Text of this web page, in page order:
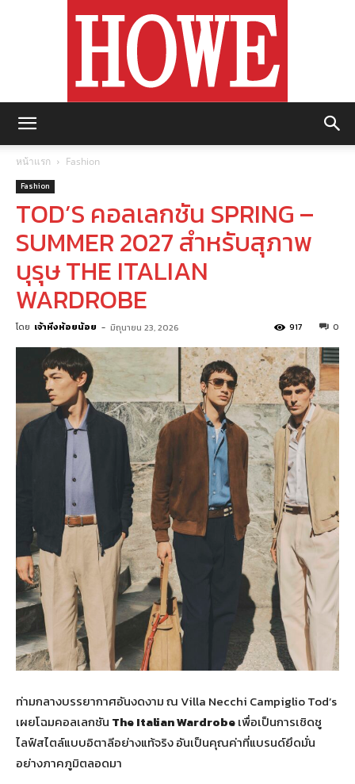
หน้าแรก Fashion
Fashion
TOD’S คอลเลกชัน SPRING –
SUMMER 2027 สำหรับสุภาพ
บุรุษ THE ITALIAN
WARDROBE
โดย เจ้าหิ่งห้อยน้อย - มิถุนายน 23, 2026 0
917
ท่ามกลางบรรยากาศอันงดงาม ณ Villa Necchi Campiglio Tod’s
เผยโฉมคอลเลกชัน The Italian Wardrobeเพื่อเป็นการเชิดชู
ไลฟ์สไตล์แบบอิตาลีอย่างแท้จริง อันเป็นคุณค่าที่แบรนด์ยึดมั่น
อย่างภาคภูมิตลอดมา